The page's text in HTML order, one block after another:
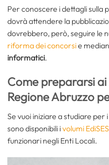
Per conoscere i dettagli sulla
dovrà attendere la
dovrebbero, però, seguire le
riforma dei concorsie
informatici.
Come prepararsi
Regione Abruzzo
Se vuoi iniziare a studiare
sono disponibili ivolumi EdiSES
funzionari negli Enti Locali.